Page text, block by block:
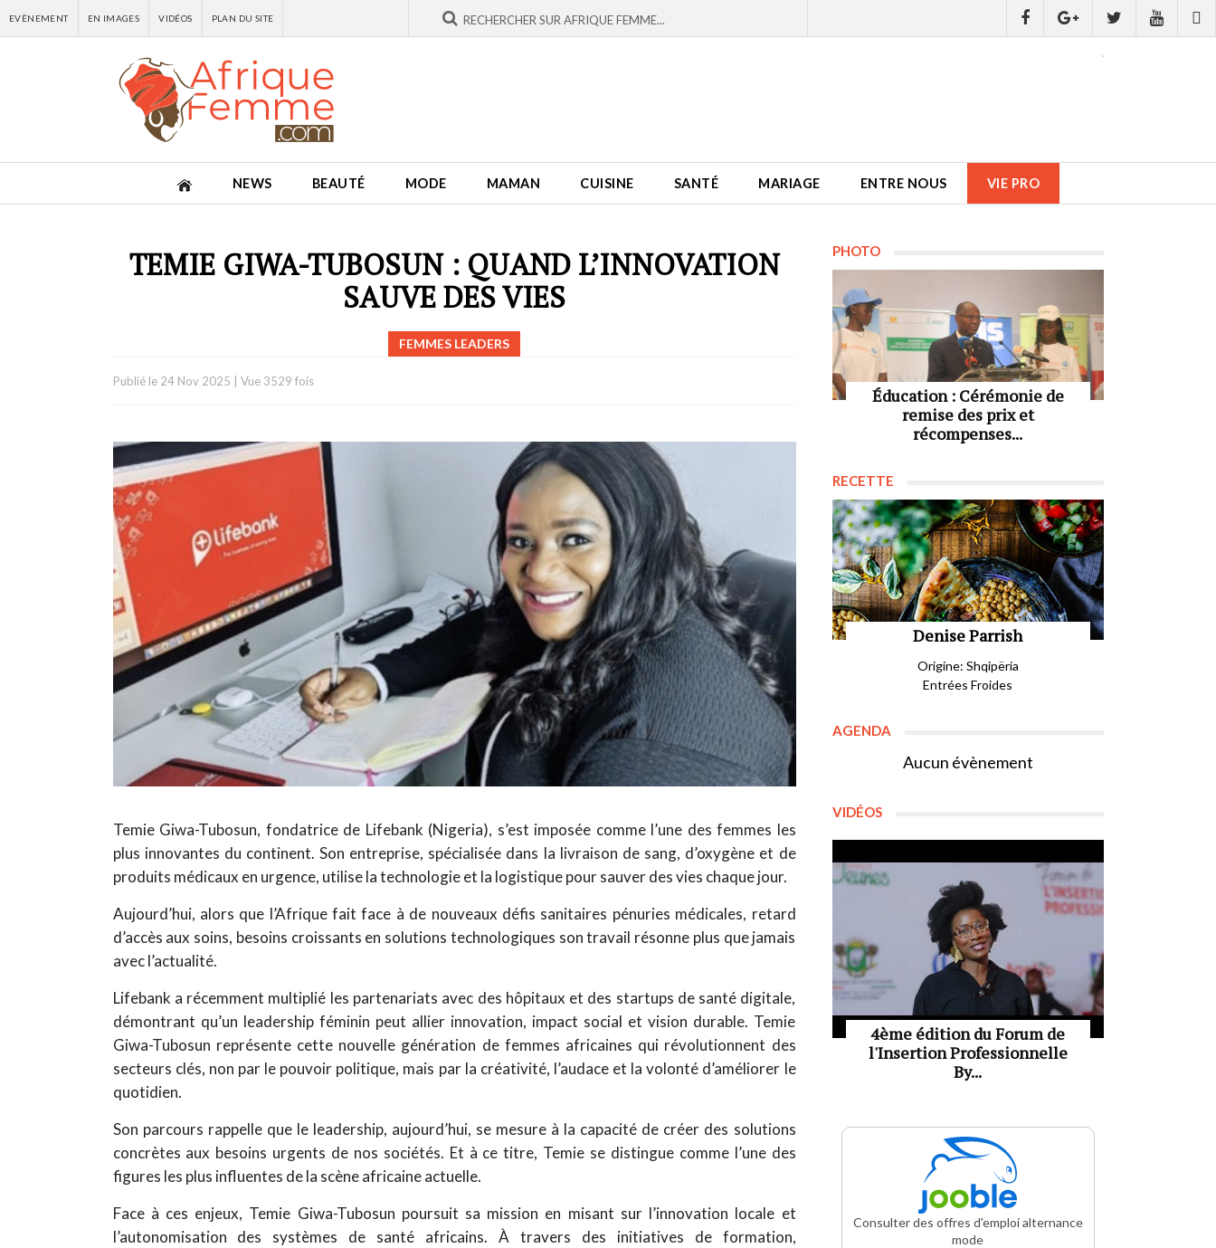
EVÈNEMENT EN IMAGES VIDÉOS PLAN DU SITE
NEWS BEAUTÉ MODE MAMAN CUISINE SANTÉ MARIAGE ENTRE NOUS VIE PRO
TEMIE GIWA-TUBOSUN : QUAND L’INNOVATION
SAUVE DES VIES
FEMMES LEADERS
Publié le 24 Nov 2025 Vue 3529 fois
Temie Giwa-Tubosun, fondatrice de Lifebank (Nigeria), s’est imposée comme l’une des femmes les
plus innovantes du continent. Son entreprise, spécialisée dans la livraison de sang, d’oxygène et de
produits médicaux en urgence, utilise la technologie et la logistique pour sauver des vies chaque jour.
Aujourd’hui, alors que l’Afrique fait face à de nouveaux défis sanitaires pénuries médicales, retard
d’accès aux soins, besoins croissants en solutions technologiques son travail résonne plus que jamais
avec l’actualité.
Lifebank a récemment multiplié les partenariats avec des hôpitaux et des startups de santé digitale,
démontrant qu’un leadership féminin peut allier innovation, impact social et vision durable. Temie
Giwa-Tubosun représente cette nouvelle génération de femmes africaines qui révolutionnent des
secteurs clés, non par le pouvoir politique, mais par la créativité, l’audace et la volonté d’améliorer le
quotidien.
Son parcours rappelle que le leadership, aujourd’hui, se mesure à la capacité de créer des solutions
concrètes aux besoins urgents de nos sociétés. Et à ce titre, Temie se distingue comme l’une des
figures les plus influentes de la scène africaine actuelle.
Face à ces enjeux, Temie Giwa-Tubosun poursuit sa mission en misant sur l’innovation locale et
l’autonomisation des systèmes de santé africains. À travers des initiatives de formation,
PHOTO
Éducation : Cérémonie de
remise des prix et
récompenses...
RECETTE
Denise Parrish
Origine: Shqipëria
Entrées Froides
AGENDA
Aucun évènement
VIDÉOS
4ème édition du Forum de
l'Insertion Professionnelle
By...
Consulter des offres d'emploi alternance
mode